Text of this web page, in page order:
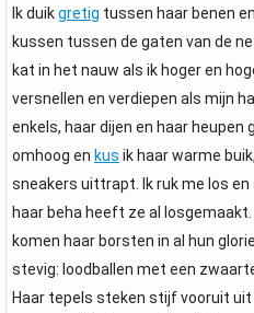
Ik duikgretig tussen haar benen
kussen tussen de gaten van de
kat in het nauw als ik hoger en
versnellen en verdiepen als mijn
enkels, haar dijen en haar heupen
omhoog en kus ik haar warme
sneakers uittrapt. Ik ruk me los
haar beha heeft ze al
komen haar borsten in al hun
stevig: loodballen met een
Haar tepels steken stijf vooruit